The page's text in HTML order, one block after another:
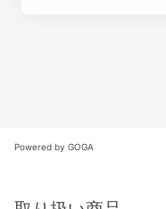
Powered by GOGA